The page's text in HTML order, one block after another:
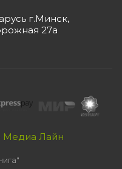
г.Минск,
27а
Медиа Лайн